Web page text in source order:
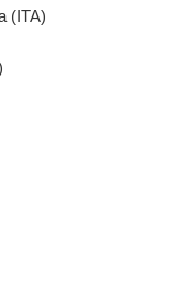
(ITA)